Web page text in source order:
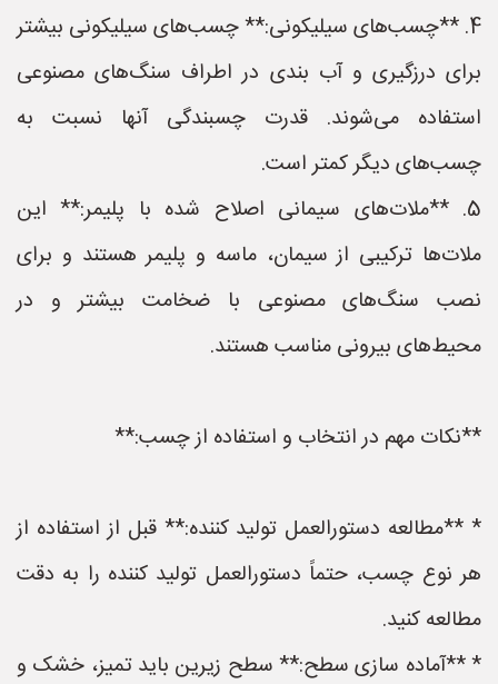
4. **چسب‌های سیلیکونی:** چسب‌های سیلیکونی بیشتر
برای درزگیری و آب بندی در اطراف سنگ‌های مصنوعی
استفاده می‌شوند. قدرت چسبندگی آنها نسبت به
چسب‌های دیگر کمتر است.
5. **ملات‌های سیمانی اصلاح شده با پلیمر:** این
ملات‌ها ترکیبی از سیمان، ماسه و پلیمر هستند و برای
نصب سنگ‌های مصنوعی با ضخامت بیشتر و در
محیط‌های بیرونی مناسب هستند.
**نکات مهم در انتخاب و استفاده از چسب:**
* **مطالعه دستورالعمل تولید کننده:** قبل از استفاده از
هر نوع چسب، حتماً دستورالعمل تولید کننده را به دقت
مطالعه کنید.
* **آماده سازی سطح:** سطح زیرین باید تمیز، خشک و